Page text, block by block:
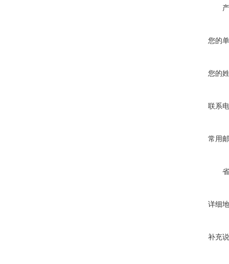
您的
您的
联系
常用
详细
补充